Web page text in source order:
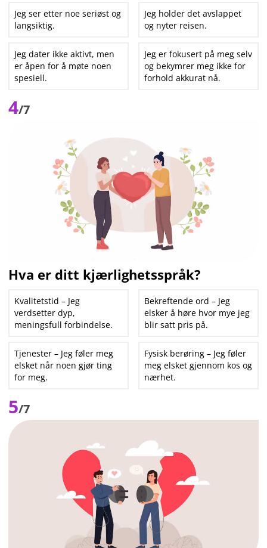
Jeg ser etter noe seriøst og
langsiktig.
Jeg holder det avslappet
og nyter reisen.
Jeg dater ikke aktivt, men
er åpen for å møte noen
spesiell.
Jeg er fokusert på meg selv
og bekymrer meg ikke for
forhold akkurat nå.
4/7
Hva er ditt kjærlighetsspråk?
Kvalitetstid – Jeg
verdsetter dyp,
meningsfull forbindelse.
Bekreftende ord – Jeg
elsker å høre hvor mye jeg
blir satt pris på.
Tjenester – Jeg føler meg
elsket når noen gjør ting
for meg.
Fysisk berøring – Jeg føler
meg elsket gjennom kos og
nærhet.
5/7